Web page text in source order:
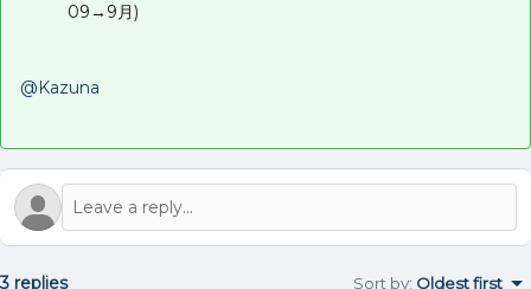
09→9月)
@Kazuna
3 replies Sort by: Oldest first